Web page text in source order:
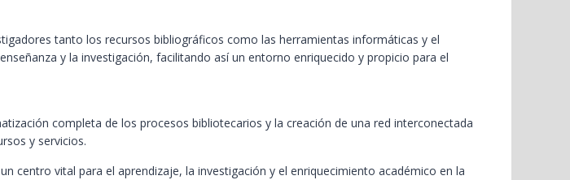
tanto los recursos bibliográficos como las herramientas informáticas y el
y la investigación, facilitando así un entorno enriquecido y propicio para el
completa de los procesos bibliotecarios y la creación de una red interconectada
y servicios.
centro vital para el aprendizaje, la investigación y el enriquecimiento académico en la